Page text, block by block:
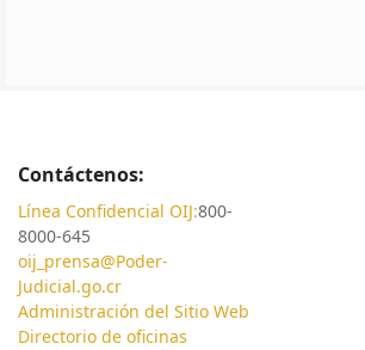
Contáctenos:
Línea Confidencial OIJ:800-
8000-645
oij_prensa@Poder-
Judicial.go.cr
Administración del Sitio Web
Directorio de oficinas